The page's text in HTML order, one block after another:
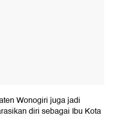
Wonogiri juga jadi
diri sebagai Ibu Kota